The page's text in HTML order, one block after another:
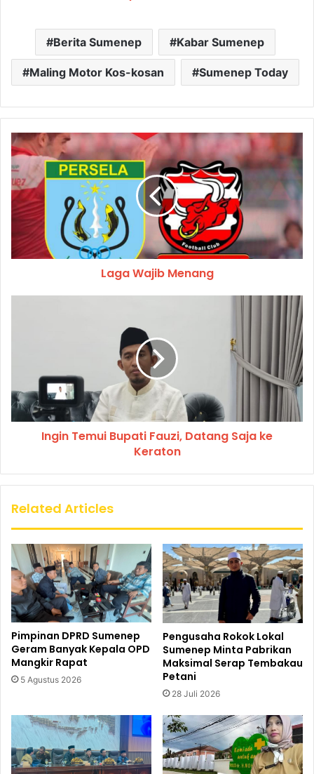
Berita Sumenep Kabar Sumenep
Maling Motor Kos-kosan Sumenep Today
Laga Wajib Menang
Ingin Temui Bupati Fauzi, Datang Saja ke
Keraton
Related Articles
Pimpinan DPRD Sumenep
Geram Banyak Kepala OPD
Mangkir Rapat
5 Agustus 2026
Pengusaha Rokok Lokal
Sumenep Minta Pabrikan
Maksimal Serap Tembakau
Petani
28 Juli 2026